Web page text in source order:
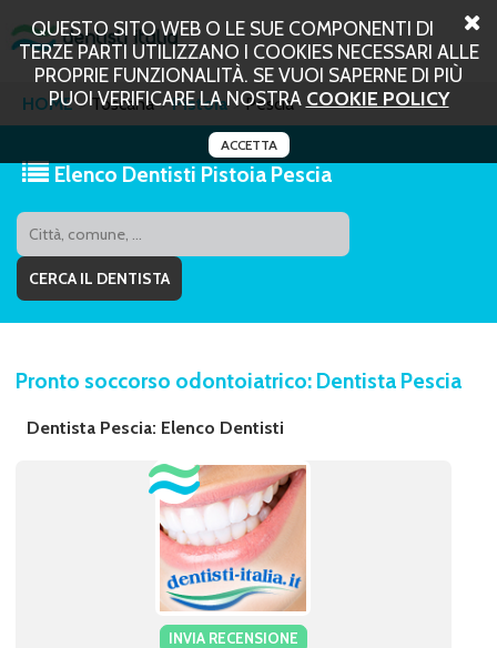
QUESTO SITO WEB O LE SUE COMPONENTI DI
TERZE PARTI UTILIZZANO I COOKIES NECESSARI ALLE
PROPRIE FUNZIONALITÀ. SE VUOI SAPERNE DI PIÙ
PUOI VERIFICARE LA NOSTRA COOKIE POLICY
ACCETTA
HOME Toscana Pistoia Pescia
Elenco Dentisti Pistoia Pescia
Pronto soccorso odontoiatrico: Dentista Pescia
Dentista Pescia: Elenco Dentisti
INVIA RECENSIONE